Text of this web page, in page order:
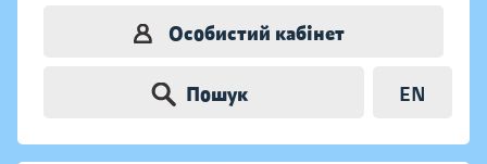
Особистий кабінет
Пошук EN